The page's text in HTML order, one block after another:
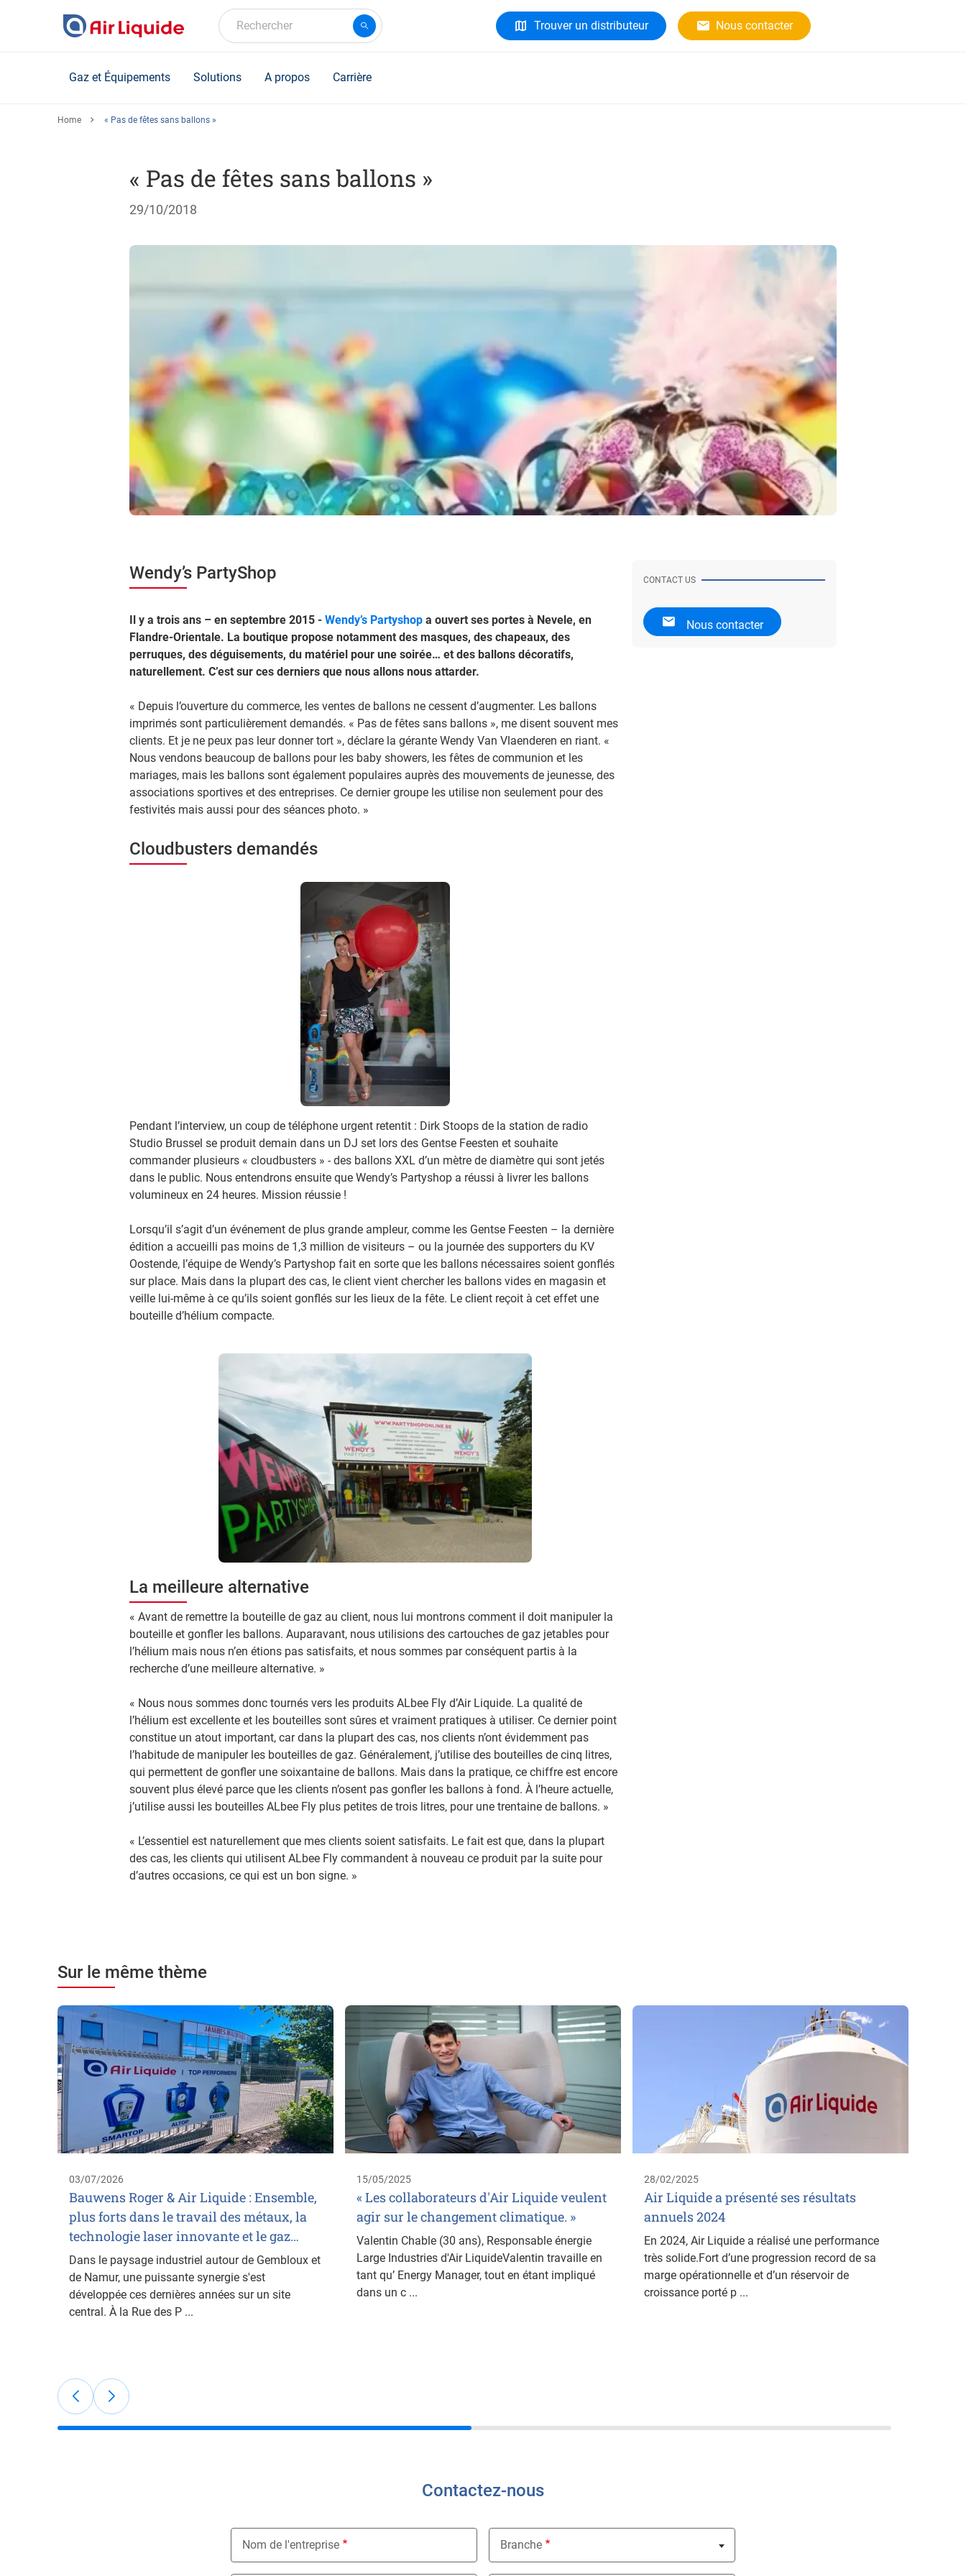
Rechercher Trouver un distributeur Nous contacter
Gaz et Équipements Solutions A propos Carrière
Home « Pas de fêtes sans ballons »
« Pas de fêtes sans ballons »
29/10/2018
Wendy’s PartyShop
Il y a trois ans – en septembre 2015 - Wendy’s Partyshop a ouvert ses portes à Nevele, en
Flandre-Orientale. La boutique propose notamment des masques, des chapeaux, des
perruques, des déguisements, du matériel pour une soirée… et des ballons décoratifs,
naturellement. C’est sur ces derniers que nous allons nous attarder.
« Depuis l’ouverture du commerce, les ventes de ballons ne cessent d’augmenter. Les ballons
imprimés sont particulièrement demandés. « Pas de fêtes sans ballons », me disent souvent mes
clients. Et je ne peux pas leur donner tort », déclare la gérante Wendy Van Vlaenderen en riant. «
Nous vendons beaucoup de ballons pour les baby showers, les fêtes de communion et les
mariages, mais les ballons sont également populaires auprès des mouvements de jeunesse, des
associations sportives et des entreprises. Ce dernier groupe les utilise non seulement pour des
festivités mais aussi pour des séances photo. »
Cloudbusters demandés
Pendant l’interview, un coup de téléphone urgent retentit : Dirk Stoops de la station de radio
Studio Brussel se produit demain dans un DJ set lors des Gentse Feesten et souhaite
commander plusieurs « cloudbusters » - des ballons XXL d’un mètre de diamètre qui sont jetés
dans le public. Nous entendrons ensuite que Wendy’s Partyshop a réussi à livrer les ballons
volumineux en 24 heures. Mission réussie !
Lorsqu’il s’agit d’un événement de plus grande ampleur, comme les Gentse Feesten – la dernière
édition a accueilli pas moins de 1,3 million de visiteurs – ou la journée des supporters du KV
Oostende, l’équipe de Wendy’s Partyshop fait en sorte que les ballons nécessaires soient gonflés
sur place. Mais dans la plupart des cas, le client vient chercher les ballons vides en magasin et
veille lui-même à ce qu’ils soient gonflés sur les lieux de la fête. Le client reçoit à cet effet une
bouteille d’hélium compacte.
La meilleure alternative
« Avant de remettre la bouteille de gaz au client, nous lui montrons comment il doit manipuler la
bouteille et gonfler les ballons. Auparavant, nous utilisions des cartouches de gaz jetables pour
l’hélium mais nous n’en étions pas satisfaits, et nous sommes par conséquent partis à la
recherche d’une meilleure alternative. »
« Nous nous sommes donc tournés vers les produits ALbee Fly d’Air Liquide. La qualité de
l’hélium est excellente et les bouteilles sont sûres et vraiment pratiques à utiliser. Ce dernier point
constitue un atout important, car dans la plupart des cas, nos clients n’ont évidemment pas
l’habitude de manipuler les bouteilles de gaz. Généralement, j’utilise des bouteilles de cinq litres,
qui permettent de gonfler une soixantaine de ballons. Mais dans la pratique, ce chiffre est encore
souvent plus élevé parce que les clients n’osent pas gonfler les ballons à fond. À l’heure actuelle,
j’utilise aussi les bouteilles ALbee Fly plus petites de trois litres, pour une trentaine de ballons. »
« L’essentiel est naturellement que mes clients soient satisfaits. Le fait est que, dans la plupart
des cas, les clients qui utilisent ALbee Fly commandent à nouveau ce produit par la suite pour
d’autres occasions, ce qui est un bon signe. »
CONTACT US
Nous contacter
Sur le même thème
03/07/2026
Bauwens Roger & Air Liquide : Ensemble,
plus forts dans le travail des métaux, la
technologie laser innovante et le gaz…
Dans le paysage industriel autour de Gembloux et
de Namur, une puissante synergie s'est
développée ces dernières années sur un site
central. À la Rue des P ...
15/05/2025
« Les collaborateurs d'Air Liquide veulent
agir sur le changement climatique. »
Valentin Chable (30 ans), Responsable énergie
Large Industries d'Air LiquideValentin travaille en
tant qu’ Energy Manager, tout en étant impliqué
dans un c ...
28/02/2025
Air Liquide a présenté ses résultats
annuels 2024
En 2024, Air Liquide a réalisé une performance
très solide.Fort d’une progression record de sa
marge opérationnelle et d’un réservoir de
croissance porté p ...
Contactez-nous
Nom de l'entreprise Branche
Nothing selected